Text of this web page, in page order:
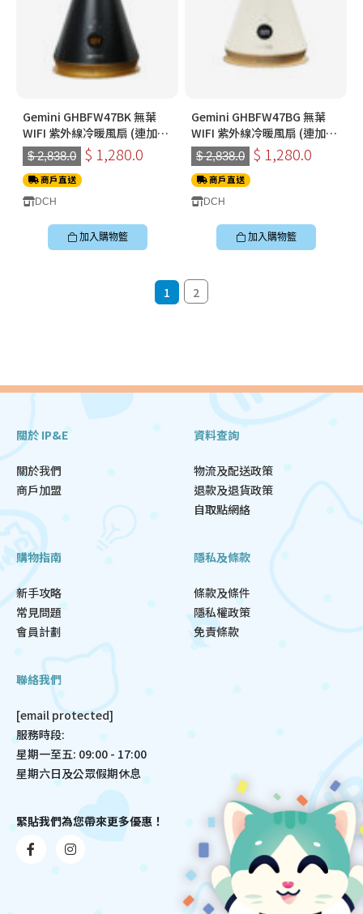
Gemini GHBFW47BK 無葉
WIFI 紫外線冷暖風扇 (連加濕
器)
$ 2,838.0 $ 1,280.0
商戶直送
DCH
加入購物籃
Gemini GHBFW47BG 無葉
WIFI 紫外線冷暖風扇 (連加濕
器) (燕麥色)
$ 2,838.0 $ 1,280.0
商戶直送
DCH
加入購物籃
1 2
關於 IP&E
關於我們
商戶加盟
資料查詢
物流及配送政策
退款及退貨政策
自取點網絡
購物指南
新手攻略
常見問題
會員計劃
隱私及條款
條款及條件
隱私權政策
免責條款
聯絡我們
[email protected]
服務時段:
星期一至五: 09:00 - 17:00
星期六日及公眾假期休息
緊貼我們為您帶來更多優惠！